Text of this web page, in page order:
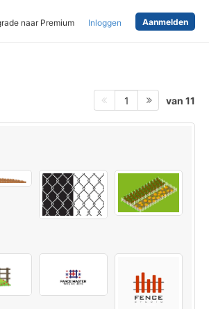
naar Premium Inloggen Aanmelden
1 van 11